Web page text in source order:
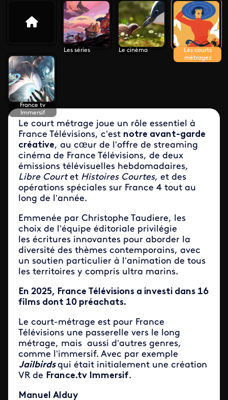
Les séries Le cinéma
Les courts
métrages
France tv
Immersif
Le court métrage joue un rôle essentiel à
France Télévisions, c’est notre avant-garde
créative, au cœur de l’offre de streaming
cinéma de France Télévisions, de deux
émissions télévisuelles hebdomadaires,
Libre Courtet Histoires Courtes, et des
opérations spéciales sur France 4 tout au
long de l’année.
Emmenée par Christophe Taudiere, les
choix de l’équipe éditoriale privilégie
les écritures innovantes pour aborder la
diversité des thèmes contemporains, avec
un soutien particulier à l’animation de tous
les territoires y compris ultra marins.
En 2025, France Télévisions a investi dans 16
films dont 10 préachats.
Le court-métrage est pour France
Télévisions une passerelle vers le long
métrage, mais aussi d’autres genres,
comme l’immersif. Avec par exemple
Jailbirdsqui était initialement une création
VR de France.tv Immersif.
Manuel Alduy